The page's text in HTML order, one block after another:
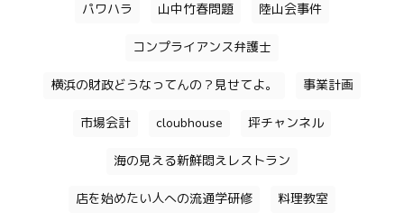
パワハラ 山中竹春問題 陸山会事件
コンプライアンス弁護士
横浜の財政どうなってんの？見せてよ。 事業計画
市場会計 cloubhouse 坪チャンネル
海の見える新鮮悶えレストラン
店を始めたい人への流通学研修 料理教室